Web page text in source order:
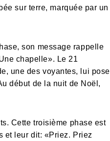
sur terre, marquée par un
son message rappelle
chapelle». Le 21
une des voyantes, lui pose
début de la nuit de Noël,
Cette troisième phase est
et leur dit: «Priez. Priez